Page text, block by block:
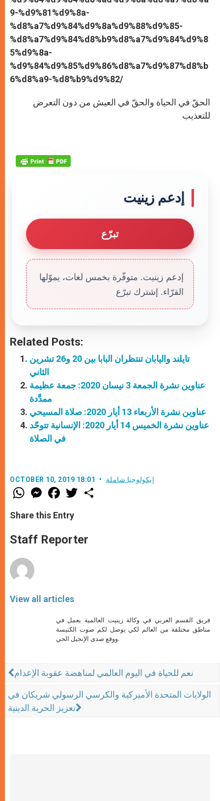
9-%d9%81%d9%8a-
%d8%a7%d9%84%d9%8a%d9%88%d9%85-
%d8%a7%d9%84%d8%b9%d8%a7%d9%84%d9%8
5%d9%8a-
%d9%84%d9%85%d9%86%d8%a7%d9%87%d8%b
6%d8%a9-%d8%b9%d9%82/
الحقّ في الحياة والحقّ في العيش من دون التعرض
للتعذيب
إدعم زينيت
تبرّع
إدعم زينيت. متوفّرة بخمس لغات، يموّلها
القرّاء. إشترك تبرّع
Related Posts:
تايلند واليابان تنتظران البابا بين 20 و26 تشرين
الثاني
عناوين نشرة الجمعة 3 نيسان 2020: جمعة عظيمة
ممدَّدة
عناوين نشرة الأربعاء 13 أيار 2020: صلاة المسيحي
عناوين نشرة الخميس 14 أيار 2020: الإنسانية تتوحّد
في الصلاة
OCTOBER 10, 2019 18:01 إيكولوجيا شاملة
W
h
t
s
p
p
M
e
s
e
g
e
F
a
e
b
o
k
w
r
Share this Entry
Staff Reporter
View all articles
فريق القسم العربي في وكالة زينيت العالمية يعمل في
مناطق مختلفة من العالم لكي يوصل لكم صوت الكنيسة
ووقع صدى الإنجيل الحي.
نعم للحياة في اليوم العالمي لمناهضة عقوبة الإعدام
الولايات المتحدة الأميركية والكرسي الرسولي شريكان في
تعزيز الحرية الدينية